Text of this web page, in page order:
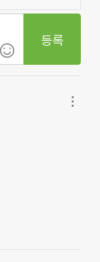
등록